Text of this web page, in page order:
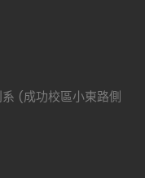
系 (成功校區小東路側